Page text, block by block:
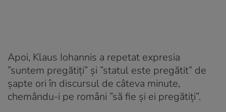
Apoi, Klaus Iohannis a repetat expresia
”suntem pregătiți” și ”statul este pregătit” de
șapte ori în discursul de câteva minute,
chemându-i pe români ”să fie și ei pregătiți”.